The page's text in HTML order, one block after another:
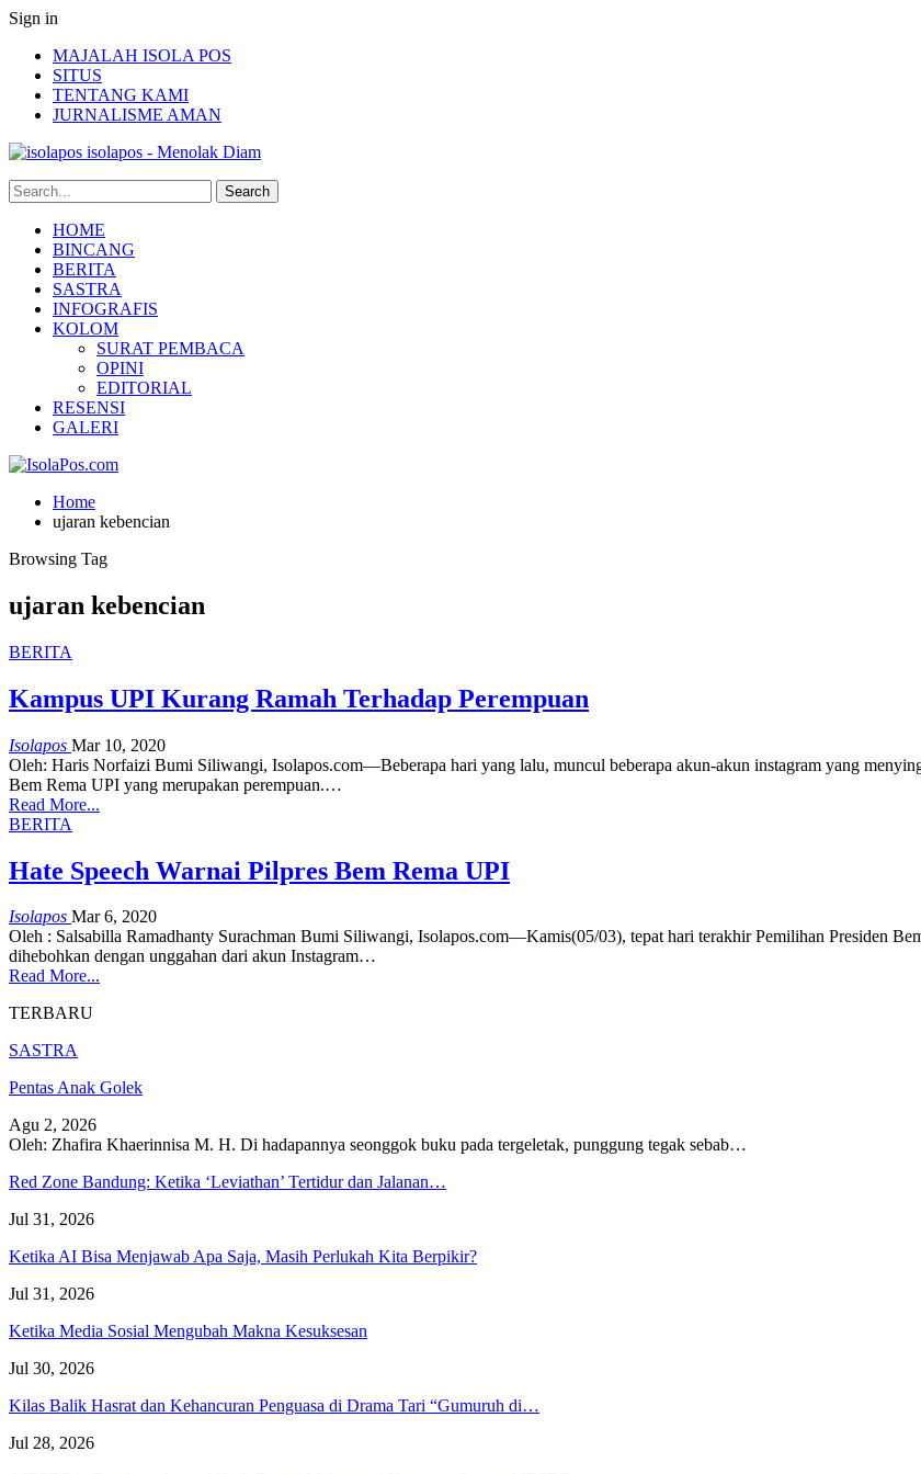
Sign in
MAJALAH ISOLA POS
SITUS
TENTANG KAMI
JURNALISME AMAN
isolapos - Menolak Diam
HOME
BINCANG
BERITA
SASTRA
INFOGRAFIS
KOLOM
SURAT PEMBACA
OPINI
EDITORIAL
RESENSI
GALERI
Home
ujaran kebencian
Browsing Tag
ujaran kebencian
BERITA
Kampus UPI Kurang Ramah Terhadap Perempuan
Isolapos Mar 10, 2020
Oleh: Haris Norfaizi Bumi Siliwangi, Isolapos.com—Beberapa hari yang lalu, muncul beberapa akun-akun instagram yang
Bem Rema UPI yang merupakan perempuan.…
Read More...
BERITA
Hate Speech Warnai Pilpres Bem Rema UPI
Isolapos Mar 6, 2020
Oleh : Salsabilla Ramadhanty Surachman Bumi Siliwangi, Isolapos.com—Kamis(05/03), tepat hari terakhir Pemilihan Presiden
dihebohkan dengan unggahan dari akun Instagram…
Read More...
TERBARU
SASTRA
Pentas Anak Golek
Agu 2, 2026
Oleh: Zhafira Khaerinnisa M. H. Di hadapannya seonggok buku pada tergeletak, punggung tegak sebab…
Red Zone Bandung: Ketika ‘Leviathan’ Tertidur dan Jalanan…
Jul 31, 2026
Ketika AI Bisa Menjawab Apa Saja, Masih Perlukah Kita Berpikir?
Jul 31, 2026
Ketika Media Sosial Mengubah Makna Kesuksesan
Jul 30, 2026
Kilas Balik Hasrat dan Kehancuran Penguasa di Drama Tari “Gumuruh di…
Jul 28, 2026